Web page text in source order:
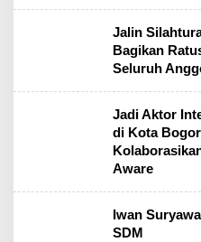
Jalin
Bagikan
Seluruh
Jadi Aktor
di Kota
Aware
Iwan
SDM